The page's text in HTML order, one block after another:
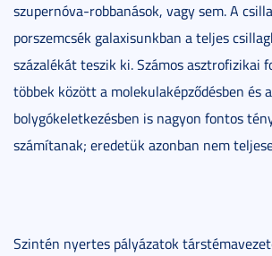
szupernóva-robbanások, vagy sem. A
porszemcsék galaxisunkban a teljes
százalékát teszik ki. Számos asztrofizikai
többek között a molekulaképződésben és a
bolygókeletkezésben is nagyon fontos
számítanak; eredetük azonban nem
Szintén nyertes pályázatok